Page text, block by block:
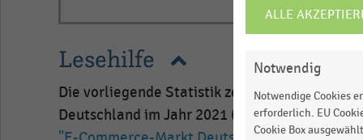
Lesehilfe
Die vorliegende Statistik zeigt den E-
Deutschland im Jahr 2021 (in Millionen
ALLE
COOKIE-
EINSTELLUNGEN
Notwendig
Notwendige Cookies
erforderlich. EU
Cookie Box